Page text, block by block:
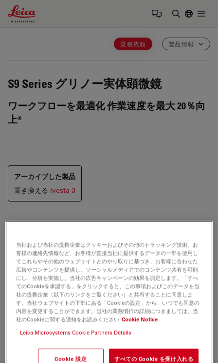
Leica Microsystems Logo
見積依頼 製品情報
S9 Series グリノー実体顕微鏡
ワークフローを最適化 作業速度を最大 20％向
上*
アーカイブした製品
置き換える Ivesta 3
応えること、長時間作業のスクリーニング、解剖作業を快
適におこなうこと、お困りではありませんか。ライカは、
拡大観察の問題を解決するために、S9 シリーズ実体顕微
鏡を開発しました。
新世代グリノー実体顕微鏡は、顕微鏡作業に要する時間を
短縮し、求める試料の情報を早く、より多くの情報を入手
できます。
*ライカ 従来の S6 実体顕微鏡と比較
当社および当社の提携企業はクッキーおよびその他のトラッキング技術、お
客様の連絡先情報など、お客様が直接当社に提供するデータの一部を使用し
てこれらやその他のウェブサイトとのやり取りに基づき、お客様に合わせた
広告やコンテンツを提供し、ソーシャルメディアでのコンテンツ共有を可能
にし、分析を実施し、当社の広告キャンペーンの効果を測定します。「すべ
てのCookieを承認する」をクリックすると、この事項およびこのデータを当
社の提携企業（以下のリンクをご覧ください）と共有することに同意しま
す。当社ウェブサイトの下部にある「Cookieの設定」から、いつでも同意の
内容を変更することができます。当社の業務慣行の詳細につきましては、当
社のCookieに関する通知をお読みください Cookie Notice
Leica Microsystems Cookie Partners Details
Cookie 設定 すべての Cookie を受け入れる